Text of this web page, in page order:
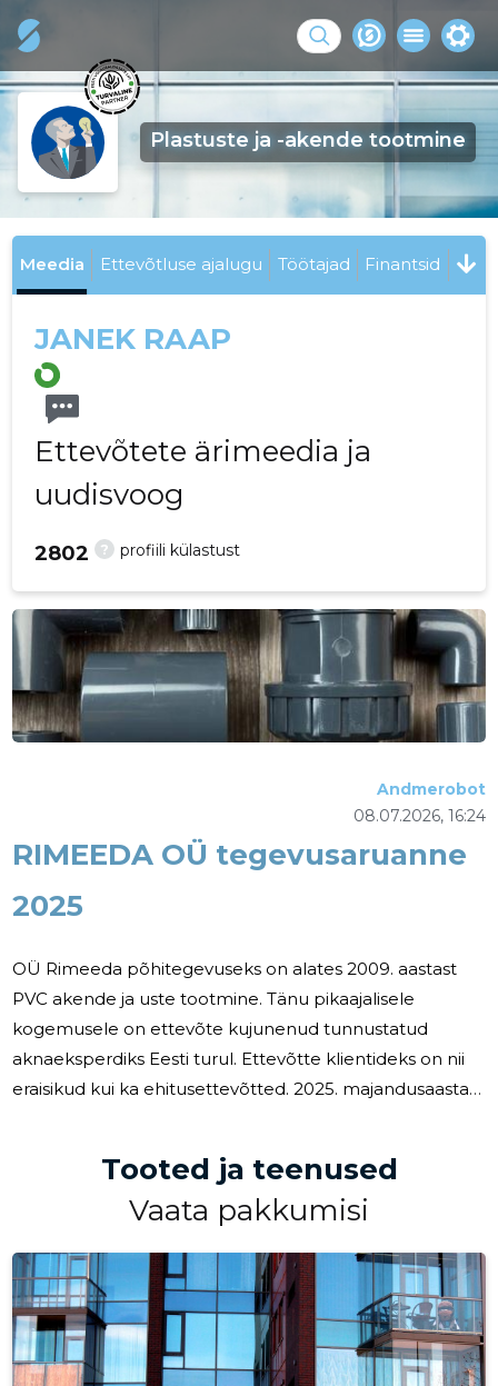
Plastuste ja -akende tootmine
Meedia Ettevõtluse ajalugu Töötajad Finantsid
JANEK RAAP
Ettevõtete ärimeedia ja
uudisvoog
? profiili külastust
2802
RIMEEDA OÜ tegevusaruanne
2025
08.07.2026, 16:24
Andmerobot
OÜ Rimeeda põhitegevuseks on alates 2009. aastast
PVC akende ja uste tootmine. Tänu pikaajalisele
kogemusele on ettevõte kujunenud tunnustatud
aknaeksperdiks Eesti turul. Ettevõtte klientideks on nii
eraisikud kui ka ehitusettevõtted. 2025. majandusaastal
tagasihoidlik ning konkurents turul oli tihe. Sellest
hoolimata suutis OÜ Rimeeda kasvatada müügitulu
eelneva aastaga. Ettevõtte müügitulu ulatus 2025.
aastal 4,5 miljoni euroni, kasvades võrreldes
Tooted ja teenused
Vaata pakkumisi